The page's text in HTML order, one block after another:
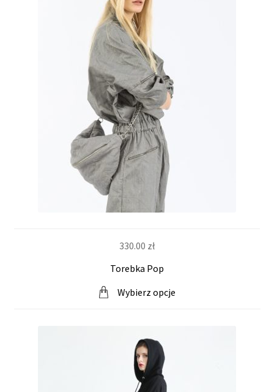
Wybierz opcje
330.00 zł
Torebka Pop